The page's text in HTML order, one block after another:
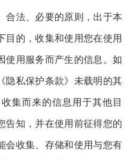
法、必要的原则，出于本
目的，收集和使用您在使用
使用服务而产生的信息。如
隐私保护条款》未载明的其
集而来的信息用于其他目
告知，并在使用前征得您的
会收集、存储和使用与您有